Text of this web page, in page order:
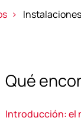
Qué
Introducción: el